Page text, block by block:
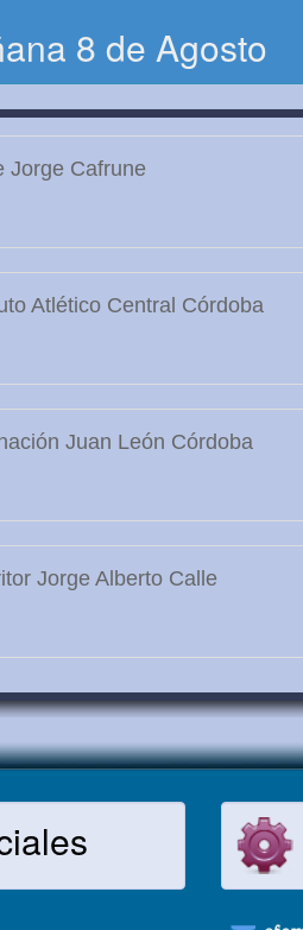
8 de Agosto
Jorge Cafrune
Atlético Central Córdoba
Juan León Córdoba
Jorge Alberto Calle